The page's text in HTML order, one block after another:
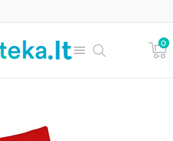
 0